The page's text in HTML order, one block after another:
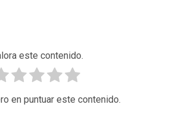
este contenido.
en puntuar este contenido.